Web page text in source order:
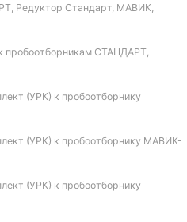
Редуктор Стандарт, МАВИК,
пробоотборникам СТАНДАРТ,
(УРК) к пробоотборнику
(УРК) к пробоотборнику МАВИК-
(УРК) к пробоотборнику